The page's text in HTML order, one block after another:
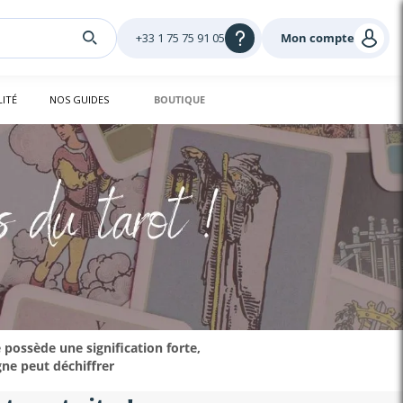
Mon compte
+33 1 75 75 91 05
NOS GUIDES BOUTIQUE
possède une signification forte,
peut déchiffrer